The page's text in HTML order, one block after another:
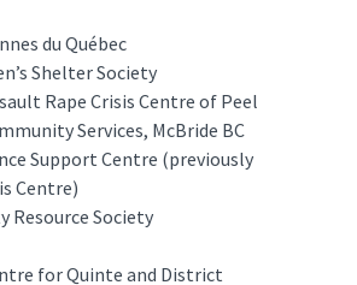
du Québec
Shelter Society
Rape Crisis Centre of Peel
Services, McBride BC
Support Centre (previously
Centre)
Resource Society
for Quinte and District